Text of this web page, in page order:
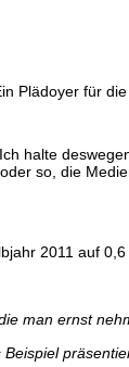
Plädoyer für die
halte
so, die
2011 auf
man ernst